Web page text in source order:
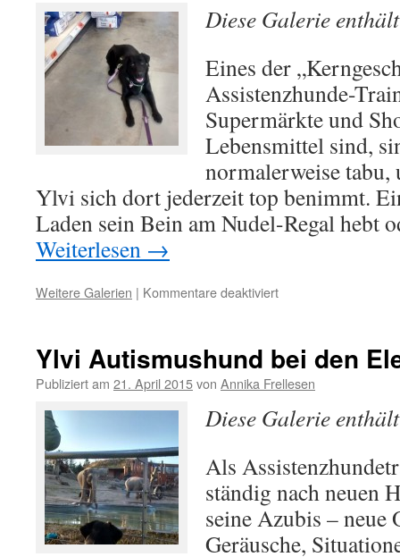
Diese Galerie
Eines der
Assistenzhunde-
Supermärkte und
Lebensmittel sind,
normalerweise tabu,
Ylvi sich dort jederzeit top benimmt.
Laden sein Bein am Nudel-Regal hebt
Weiterlesen →
Weitere Galerien | Kommentare deaktiviert
Geschäft
Ylvi Autismushund bei den
Publiziert am 21. April 2015von Annika Frellesen
Diese Galerie
Als
ständig nach neuen
seine Azubis – neue
Geräusche,